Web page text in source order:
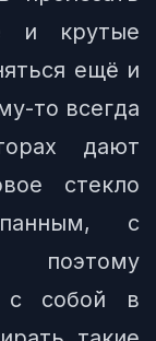
и крутые
ещё и
то всегда
дают
стекло
с
поэтому
с собой в